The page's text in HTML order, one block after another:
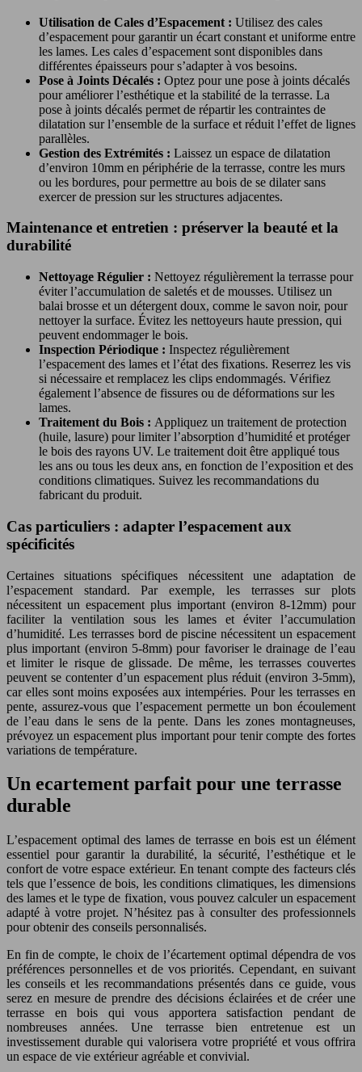
Utilisation de Cales d’Espacement : Utilisez des cales
d’espacement pour garantir un écart constant et uniforme entre
les lames. Les cales d’espacement sont disponibles dans
différentes épaisseurs pour s’adapter à vos besoins.
Pose à Joints Décalés : Optez pour une pose à joints décalés
pour améliorer l’esthétique et la stabilité de la terrasse. La
pose à joints décalés permet de répartir les contraintes de
dilatation sur l’ensemble de la surface et réduit l’effet de lignes
parallèles.
Gestion des Extrémités : Laissez un espace de dilatation
d’environ 10mm en périphérie de la terrasse, contre les murs
ou les bordures, pour permettre au bois de se dilater sans
exercer de pression sur les structures adjacentes.
Maintenance et entretien : préserver la beauté et la
durabilité
Nettoyage Régulier : Nettoyez régulièrement la terrasse pour
éviter l’accumulation de saletés et de mousses. Utilisez un
balai brosse et un détergent doux, comme le savon noir, pour
nettoyer la surface. Évitez les nettoyeurs haute pression, qui
peuvent endommager le bois.
Inspection Périodique : Inspectez régulièrement
l’espacement des lames et l’état des fixations. Reserrez les vis
si nécessaire et remplacez les clips endommagés. Vérifiez
également l’absence de fissures ou de déformations sur les
lames.
Traitement du Bois : Appliquez un traitement de protection
(huile, lasure) pour limiter l’absorption d’humidité et protéger
le bois des rayons UV. Le traitement doit être appliqué tous
les ans ou tous les deux ans, en fonction de l’exposition et des
conditions climatiques. Suivez les recommandations du
fabricant du produit.
Cas particuliers : adapter l’espacement aux
spécificités
Certaines situations spécifiques nécessitent une adaptation de
l’espacement standard. Par exemple, les terrasses sur plots
nécessitent un espacement plus important (environ 8-12mm) pour
faciliter la ventilation sous les lames et éviter l’accumulation
d’humidité. Les terrasses bord de piscine nécessitent un espacement
plus important (environ 5-8mm) pour favoriser le drainage de l’eau
et limiter le risque de glissade. De même, les terrasses couvertes
peuvent se contenter d’un espacement plus réduit (environ 3-5mm),
car elles sont moins exposées aux intempéries. Pour les terrasses en
pente, assurez-vous que l’espacement permette un bon écoulement
de l’eau dans le sens de la pente. Dans les zones montagneuses,
prévoyez un espacement plus important pour tenir compte des fortes
variations de température.
Un ecartement parfait pour une terrasse
durable
L’espacement optimal des lames de terrasse en bois est un élément
essentiel pour garantir la durabilité, la sécurité, l’esthétique et le
confort de votre espace extérieur. En tenant compte des facteurs clés
tels que l’essence de bois, les conditions climatiques, les dimensions
des lames et le type de fixation, vous pouvez calculer un espacement
adapté à votre projet. N’hésitez pas à consulter des professionnels
pour obtenir des conseils personnalisés.
En fin de compte, le choix de l’écartement optimal dépendra de vos
préférences personnelles et de vos priorités. Cependant, en suivant
les conseils et les recommandations présentés dans ce guide, vous
serez en mesure de prendre des décisions éclairées et de créer une
terrasse en bois qui vous apportera satisfaction pendant de
nombreuses années. Une terrasse bien entretenue est un
investissement durable qui valorisera votre propriété et vous offrira
un espace de vie extérieur agréable et convivial.